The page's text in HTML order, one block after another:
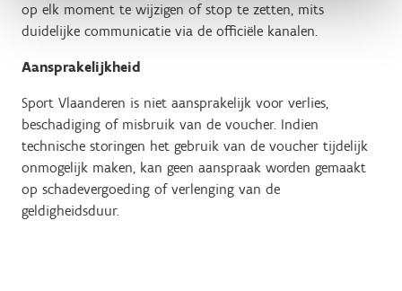
op elk moment te wijzigen of stop te zetten, mits
duidelijke communicatie via de officiële kanalen.
Aansprakelijkheid
Sport Vlaanderen is niet aansprakelijk voor verlies,
beschadiging of misbruik van de voucher. Indien
technische storingen het gebruik van de voucher tijdelijk
onmogelijk maken, kan geen aanspraak worden gemaakt
op schadevergoeding of verlenging van de
geldigheidsduur.